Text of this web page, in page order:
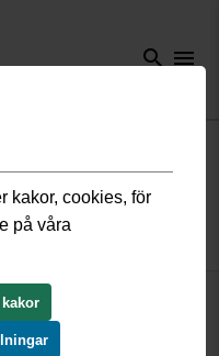
search menu
och detaljplaner
S730719
kakor, cookies, för
på våra